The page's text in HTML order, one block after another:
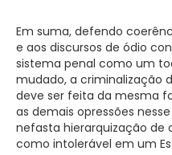
Em suma, defendo
e aos discursos de ódio
sistema penal como um
mudado, a criminalização
deve ser feita da mesma
as demais opressões
nefasta hierarquização de
como intolerável em um